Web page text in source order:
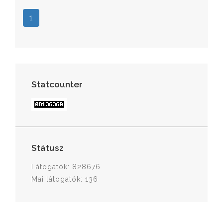
1
Statcounter
Státusz
Látogatók: 828676
Mai látogatók: 136